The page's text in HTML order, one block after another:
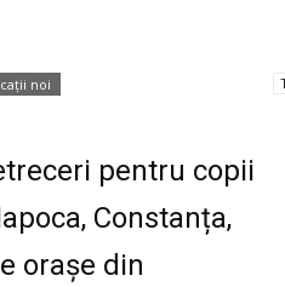
noi
pentru copii
Constanța,
orașe din